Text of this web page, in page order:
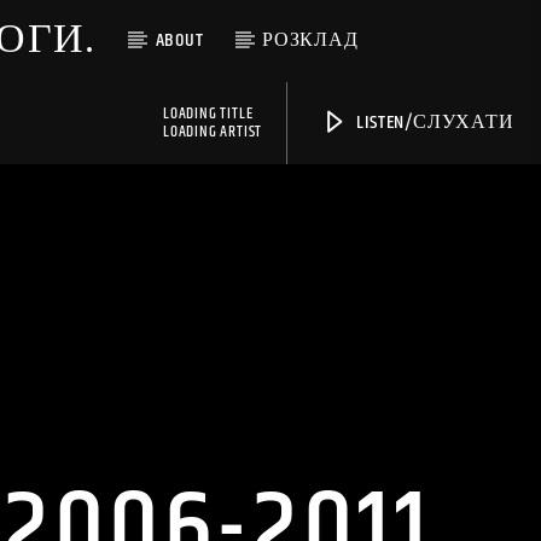
ABOUT РОЗКЛАД
LISTEN/СЛУХАТИ
LOADING TITLE
LOADING ARTIST